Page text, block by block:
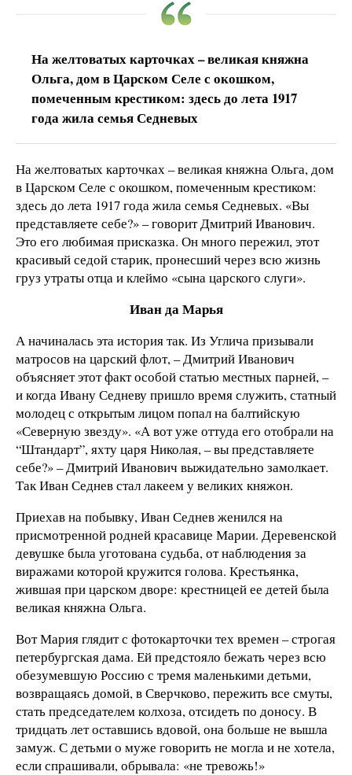
На желтоватых карточках – великая княжна
Ольга, дом в Царском Селе с окошком,
помеченным крестиком: здесь до лета 1917
года жила семья Седневых
На желтоватых карточках – великая княжна Ольга, дом
в Царском Селе с окошком, помеченным крестиком:
здесь до лета 1917 года жила семья Седневых. «Вы
представляете себе?» – говорит Дмитрий Иванович.
Это его любимая присказка. Он много пережил, этот
красивый седой старик, пронесший через всю жизнь
груз утраты отца и клеймо «сына царского слуги».
Иван да Марья
А начиналась эта история так. Из Углича призывали
матросов на царский флот, – Дмитрий Иванович
объясняет этот факт особой статью местных парней, –
и когда Ивану Седневу пришло время служить, статный
молодец с открытым лицом попал на балтийскую
«Северную звезду». «А вот уже оттуда его отобрали на
“Штандарт”, яхту царя Николая, – вы представляете
себе?» – Дмитрий Иванович выжидательно замолкает.
Так Иван Седнев стал лакеем у великих княжон.
Приехав на побывку, Иван Седнев женился на
присмотренной родней красавице Марии. Деревенской
девушке была уготована судьба, от наблюдения за
виражами которой кружится голова. Крестьянка,
жившая при царском дворе: крестницей ее детей была
великая княжна Ольга.
Вот Мария глядит с фотокарточки тех времен – строгая
петербургская дама. Ей предстояло бежать через всю
обезумевшую Россию с тремя маленькими детьми,
возвращаясь домой, в Сверчково, пережить все смуты,
стать председателем колхоза, отсидеть по доносу. В
тридцать лет оставшись вдовой, она больше не вышла
замуж. С детьми о муже говорить не могла и не хотела,
если спрашивали, обрывала: «не тревожь!»